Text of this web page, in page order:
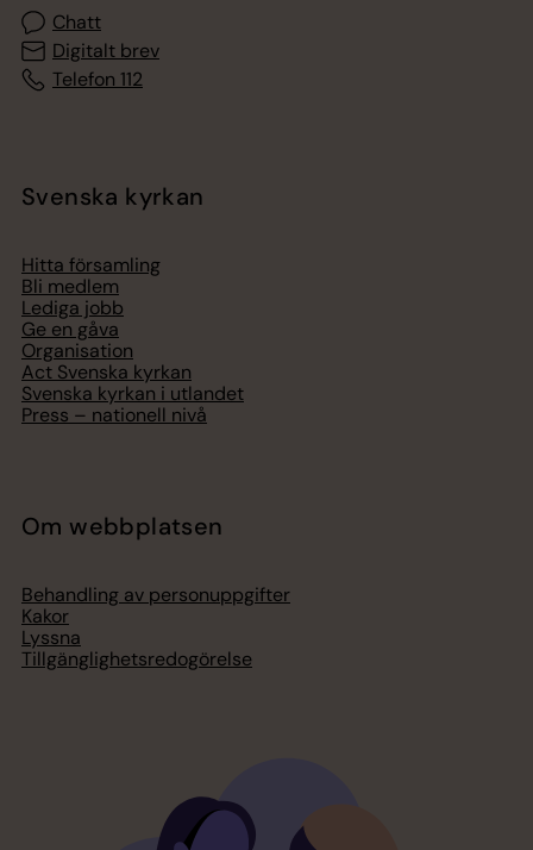
Chatt
Digitalt brev
Telefon 112
Svenska kyrkan
Hitta församling
Bli medlem
Lediga jobb
Ge en gåva
Organisation
Act Svenska kyrkan
Svenska kyrkan i utlandet
Press – nationell nivå
Om webbplatsen
Behandling av personuppgifter
Kakor
Lyssna
Tillgänglighetsredogörelse